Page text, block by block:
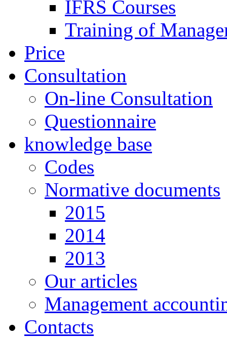
IFRS Courses
Training of
Price
Consultation
On-line Consultation
Questionnaire
knowledge base
Codes
Normative documents
2015
2014
2013
Our articles
Management
Contacts